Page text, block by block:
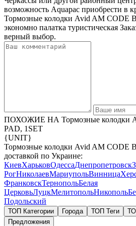
возможность Aquapac приобрести в
Тормозные колодки Avid AM CODE
экономно палатка туристическая
верный выбор.
ПОХОЖИЕ НА Тормозные колодки
PAD, 1SET
{UNIT}
Тормозные колодки Avid AM CODE
доставкой по Украине:
КиевХарьковОдессаДнепропетровск
РогНиколаевМариупольВинница
ФранковскТернопольБелая
ЦерковьЛуцкМелитопольНикополь
Подольский
ТОП Категории Города ТОП Теги
Предложения